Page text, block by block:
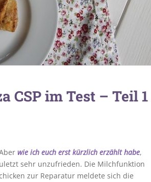
CSP im Test – Teil 1
wie ich euch erst kürzlich erzählt habe,
sehr unzufrieden. Die Milchfunktion
zur Reparatur meldete sich die